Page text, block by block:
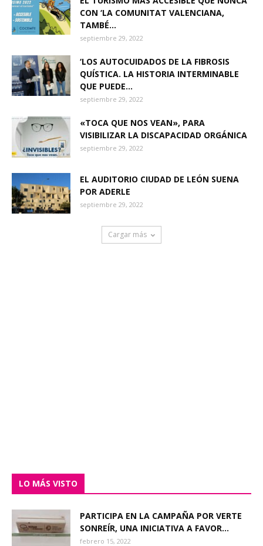
CON ‘LA COMUNITAT VALENCIANA,
TAMBÉ...
septiembre 29, 2022
‘LOS AUTOCUIDADOS DE LA FIBROSIS
QUÍSTICA. LA HISTORIA INTERMINABLE
QUE PUEDE...
septiembre 29, 2022
«TOCA QUE NOS VEAN», PARA
VISIBILIZAR LA DISCAPACIDAD ORGÁNICA
septiembre 29, 2022
EL AUDITORIO CIUDAD DE LEÓN SUENA
POR ADERLE
septiembre 29, 2022
Cargar más
LO MÁS VISTO
PARTICIPA EN LA CAMPAÑA POR VERTE
SONREÍR, UNA INICIATIVA A FAVOR...
febrero 15, 2022